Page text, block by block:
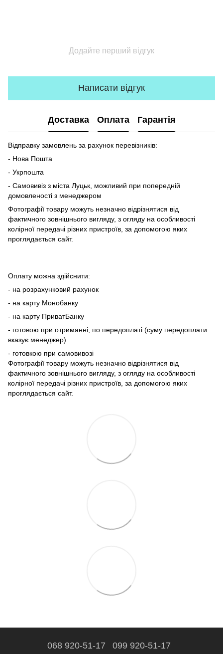
Додайте перший відгук
Написати відгук
Доставка Оплата Гарантія
Відправку замовлень за рахунок перевізників:
- Нова Пошта
- Укрпошта
- Самовивіз з міста Луцьк, можливий при попередній
домовленості з менеджером
Фотографії товару можуть незначно відрізнятися від
фактичного зовнішнього вигляду, з огляду на особливості
колірної передачі різних пристроїв, за допомогою яких
проглядається сайт.
Оплату можна здійснити:
- на розрахунковий рахунок
- на карту Монобанку
- на карту ПриватБанку
- готовою при отриманні, по передоплаті (суму передоплати
вказує менеджер)
- готовкою при самовивозі
Фотографії товару можуть незначно відрізнятися від
фактичного зовнішнього вигляду, з огляду на особливості
колірної передачі різних пристроїв, за допомогою яких
проглядається сайт.
068 920-51-17 099 920-51-17